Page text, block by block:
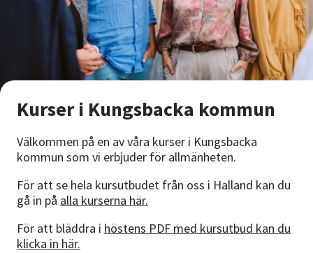
Cirkelledare
Lyssna
Kurser i Kungsbacka kommun
Välkommen på en av våra kurser i Kungsbacka
kommun som vi erbjuder för allmänheten.
För att se hela kursutbudet från oss i Halland kan du
gå in på alla kurserna här.
För att bläddra i höstens PDF med kursutbud kan du
klicka in här.